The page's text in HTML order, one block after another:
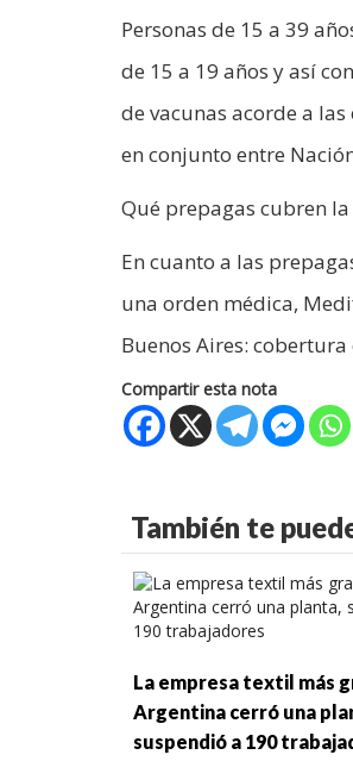
Personas de 15 a 39
de 15 a 19 años y así
de vacunas acorde a
en conjunto entre
Qué prepagas cubren
En cuanto a las
una orden médica,
Buenos Aires:
Compartir esta nota
También te
La empresa textil más
Argentina cerró una
suspendió a 190